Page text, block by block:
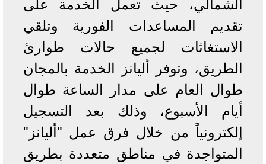
الشمالي، حيث تعمل الخدمة على
تقديم المساعدات الفورية وتلقي
الاستغاثات لجميع حالات طوارئ
الطريق، وتوفر أليانز الخدمة بالمجان
طوال العام على مدار الساعة طوال
أيام الأسبوع، وذلك بعد التسجيل
إلكترونياً من خلال فرق عمل "أليانز"
المتواجدة في مناطق متعددة بطريق